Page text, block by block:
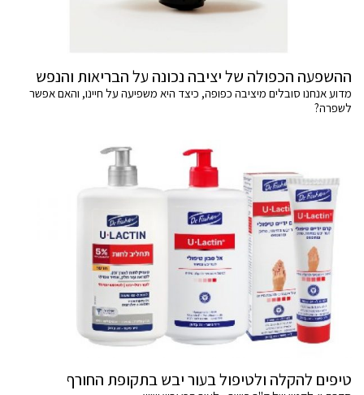
ההשפעה הכפולה של יציבה נכונה על הבריאות והנפש
מדוע אנחנו סובלים מיציבה כפופה, כיצד היא משפיעה על חיינו, והאם אפשר
לשפרה?
טיפים להקלה ולטיפול בעור יבש בתקופת החורף